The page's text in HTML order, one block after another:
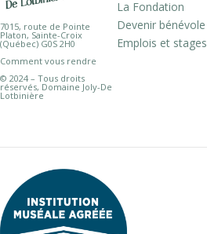
7015, route de Pointe
Platon, Sainte-Croix
(Québec) G0S 2H0
Comment vous rendre
© 2024 – Tous droits
réservés, Domaine Joly-De
Lotbinière
La Fondation
Devenir bénévole
Emplois et stages